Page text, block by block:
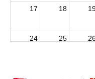
17 18
24 25